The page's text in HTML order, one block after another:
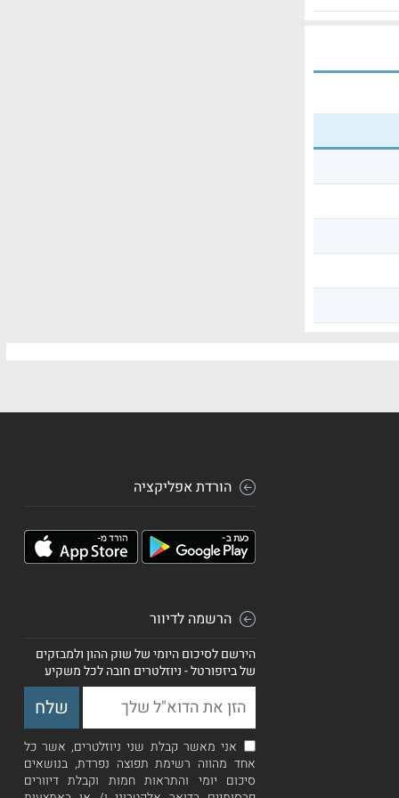
הורדת אפליקציה
הרשמה לדיוור
הירשם לסיכום היומי של שוק ההון ולמבזקים
של ביזפורטל - ניוזלטרים חובה לכל משקיע
אני מאשר קבלת שני ניוזלטרים, אשר כל
אחד מהווה רשימת תפוצה נפרדת, בנושאים
סיכום יומי והתראות חמות וקבלת דיוורים